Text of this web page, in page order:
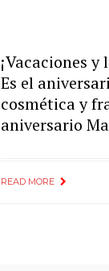
¡Vacaciones
Es el
cosmética y
aniversario
READ MORE